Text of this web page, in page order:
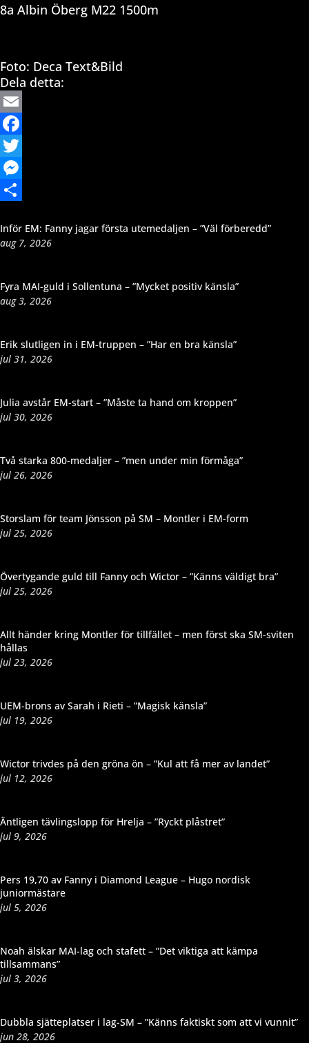
8a Albin Öberg M22 1500m
Foto: Deca Text&Bild
Dela detta:
Email
Facebook
Twitter
Messenger
Inför EM: Fanny jagar första utemedaljen – ”Väl förberedd”
aug 7, 2026
Fyra MAI-guld i Sollentuna – ”Mycket positiv känsla”
aug 3, 2026
Erik slutligen in i EM-truppen – ”Har en bra känsla”
jul 31, 2026
Julia avstår EM-start – ”Måste ta hand om kroppen”
jul 30, 2026
Två starka 800-medaljer – ”men under min förmåga”
jul 26, 2026
Storslam för team Jönsson på SM – Montler i EM-form
jul 25, 2026
Övertygande guld till Fanny och Wictor – ”Känns väldigt bra”
jul 25, 2026
Allt händer kring Montler för tillfället – men först ska SM-sviten
hållas
jul 23, 2026
UEM-brons av Sarah i Rieti – ”Magisk känsla”
jul 19, 2026
Wictor trivdes på den gröna ön – ”Kul att få mer av landet”
jul 12, 2026
Äntligen tävlingslopp för Hrelja – ”Ryckt plåstret”
jul 9, 2026
Pers 19,70 av Fanny i Diamond League – Hugo nordisk
juniormästare
jul 5, 2026
Noah älskar MAI-lag och stafett – ”Det viktiga att kämpa
tillsammans”
jul 3, 2026
Dubbla sjätteplatser i lag-SM – ”Känns faktiskt som att vi vunnit”
jun 28, 2026